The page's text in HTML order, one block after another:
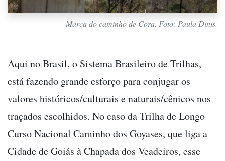
Marca do caminho de Cora. Foto: Paula Dinis.
Aqui no Brasil, o Sistema Brasileiro de Trilhas,
está fazendo grande esforço para conjugar os
valores históricos/culturais e naturais/cênicos nos
traçados escolhidos. No caso da Trilha de Longo
Curso Nacional Caminho dos Goyases, que liga a
Cidade de Goiás à Chapada dos Veadeiros, esse